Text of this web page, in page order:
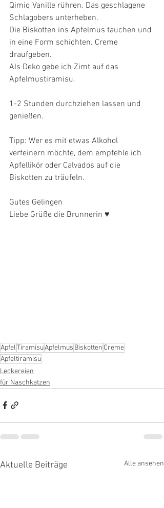
Qimiq Vanille rühren. Das geschlagene
Schlagobers unterheben.
Die Biskotten ins Apfelmus tauchen und
in eine Form schichten. Creme
draufgeben.
Als Deko gebe ich Zimt auf das
Apfelmustiramisu.
1-2 Stunden durchziehen lassen und
genießen.
Tipp: Wer es mit etwas Alkohol
verfeinern möchte, dem empfehle ich
Apfellikör oder Calvados auf die
Biskotten zu träufeln.
Gutes Gelingen
Liebe Grüße die Brunnerin ♥
ApfelTiramisuApfelmus Biskotten Creme
Apfeltiramisu
Leckereien
für Naschkatzen
Aktuelle Beiträge Alle ansehen